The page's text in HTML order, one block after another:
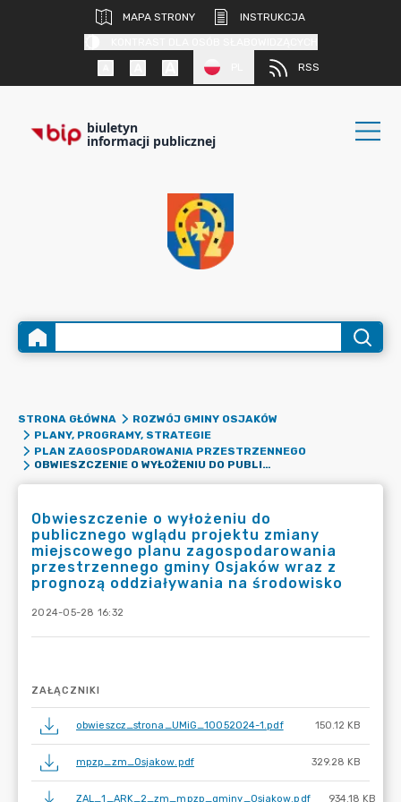
MAPA STRONY
INSTRUKCJA
RSS
biuletyn
informacji publicznej
STRONA GŁÓWNA
ROZWÓJ GMINY OSJAKÓW
PLANY, PROGRAMY, STRATEGIE
PLAN ZAGOSPODAROWANIA PRZESTRZENNEGO
OBWIESZCZENIE O WYŁOŻENIU DO PUBLICZNEGO WGLĄDU PROJEKTU ZMIANY MIEJSCOWEGO PLANU ZAGOSPODAROWANIA PRZESTRZENNEGO GMINY OSJAKÓW WRAZ Z PROGNOZĄ ODDZIAŁYWANIA NA ŚRODOWISKO
Obwieszczenie o wyłożeniu do
publicznego wglądu projektu zmiany
miejscowego planu zagospodarowania
przestrzennego gminy Osjaków wraz z
prognozą oddziaływania na środowisko
2024-05-28 16:32
ZAŁĄCZNIKI
obwieszcz_strona_UMiG_10052024-1.pdf 150.12 KB
mpzp_zm_Osjakow.pdf 329.28 KB
ZAL_1_ARK_2_zm_mpzp_gminy_Osjakow.pdf 934.18 KB